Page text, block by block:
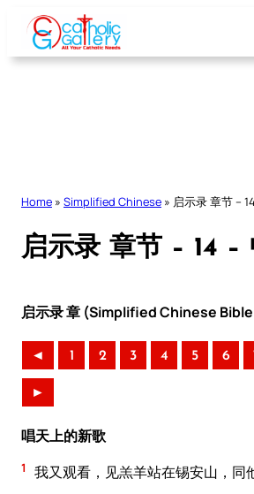
Skip
content
Home » Simplified Chinese » 启示录 章节 –
启示录 章节 – 14 –
启示录 章 (Simplified Chinese
◄ 1 2 3 4 5 6
►
唱天上的新歌
1 我又观看，见羔羊站在锡安山，同